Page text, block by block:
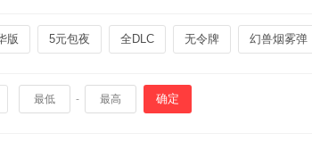
版 5元包夜 全DLC 无令牌 幻兽烟雾弹
- 确定